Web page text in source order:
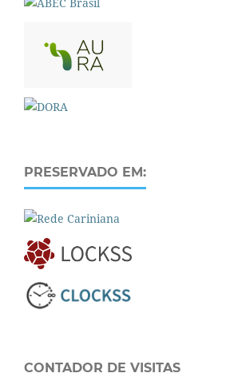
PRESERVADO EM:
CONTADOR DE VISITAS